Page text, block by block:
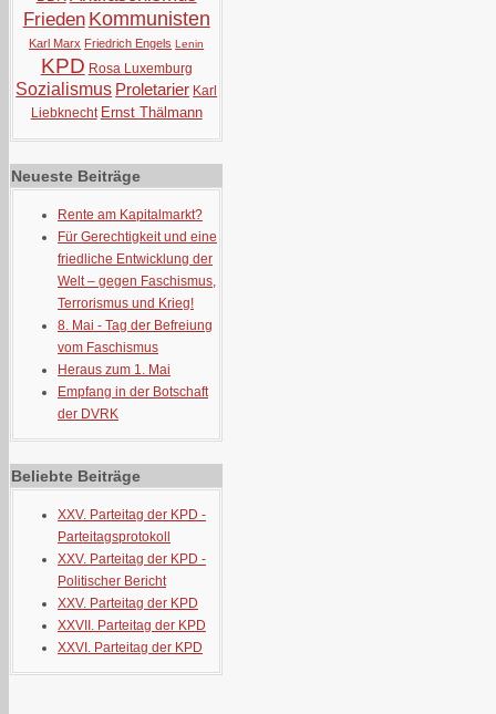
Frieden Kommunisten
Karl Marx Friedrich Engels Lenin
KPD Rosa Luxemburg
Sozialismus Proletarier Karl
Liebknecht Ernst Thälmann
Neueste Beiträge
Rente am Kapitalmarkt?
Für Gerechtigkeit und eine
friedliche Entwicklung der
Welt – gegen Faschismus,
Terrorismus und Krieg!
8. Mai - Tag der Befreiung
vom Faschismus
Heraus zum 1. Mai
Empfang in der Botschaft
der DVRK
Beliebte Beiträge
XXV. Parteitag der KPD -
Parteitagsprotokoll
XXV. Parteitag der KPD -
Politischer Bericht
XXV. Parteitag der KPD
XXVII. Parteitag der KPD
XXVI. Parteitag der KPD